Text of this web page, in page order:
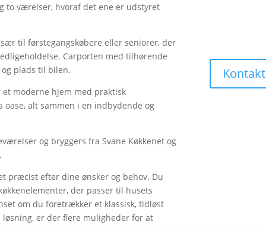
to værelser, hvoraf det ene er udstyret
til førstegangskøbere eller seniorer, der
Carporten med tilhørende
plads til bilen.
moderne hjem med praktisk
alt sammen i en indbydende og
og bryggers fra Svane Køkkenet og
præcist efter dine ønsker og behov. Du
der passer til husets
om du foretrækker et klassisk, tidløst
er der flere muligheder for at